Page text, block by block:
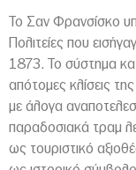
Το Σαν Φρανσίσκο
Πολιτείες που
1873. Το σύστημα
απότομες κλίσεις
με άλογα
παραδοσιακά τραμ
ως τουριστικό